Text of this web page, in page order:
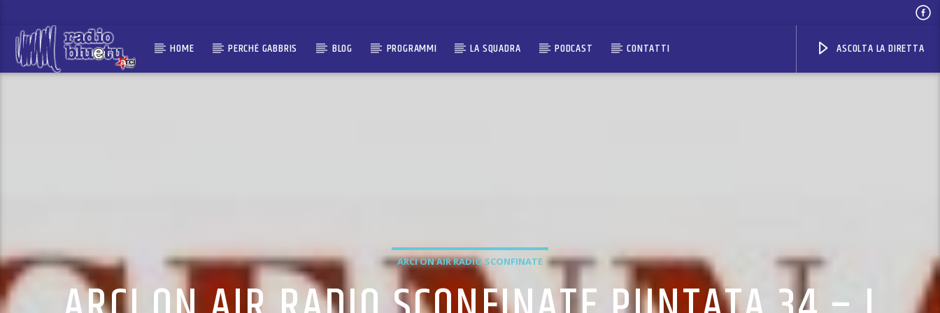
HOME PERCHÉ GABBRIS BLOG PROGRAMMI LA SQUADRA PODCAST CONTATTI ASCOLTA LA DIRETTA
ARCI ON AIR RADIO SCONFINATE